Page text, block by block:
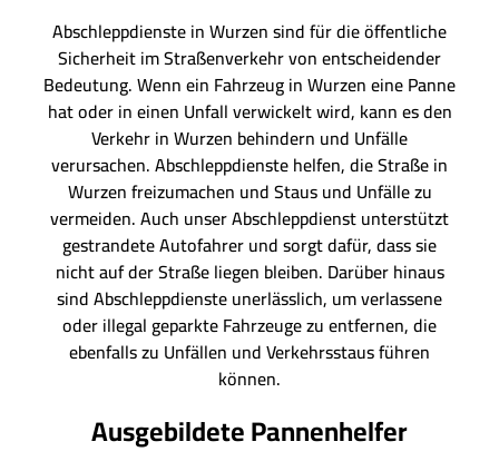
Abschleppdienste in Wurzen sind für die öffentliche
Sicherheit im Straßenverkehr von entscheidender
Bedeutung. Wenn ein Fahrzeug in Wurzen eine Panne
hat oder in einen Unfall verwickelt wird, kann es den
Verkehr in Wurzen behindern und Unfälle
verursachen. Abschleppdienste helfen, die Straße in
Wurzen freizumachen und Staus und Unfälle zu
vermeiden. Auch unser Abschleppdienst unterstützt
gestrandete Autofahrer und sorgt dafür, dass sie
nicht auf der Straße liegen bleiben. Darüber hinaus
sind Abschleppdienste unerlässlich, um verlassene
oder illegal geparkte Fahrzeuge zu entfernen, die
ebenfalls zu Unfällen und Verkehrsstaus führen
können.
Ausgebildete Pannenhelfer